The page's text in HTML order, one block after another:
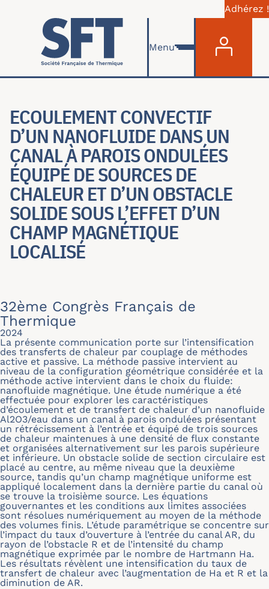
Aller au contenu principal
Adhérez !
Menu
ECOULEMENT CONVECTIF
D’UN NANOFLUIDE DANS UN
CANAL À PAROIS ONDULÉES
ÉQUIPÉ DE SOURCES DE
CHALEUR ET D’UN OBSTACLE
SOLIDE SOUS L’EFFET D’UN
CHAMP MAGNÉTIQUE
LOCALISÉ
32ème Congrès Français de
Thermique
2024
La présente communication porte sur l’intensification
des transferts de chaleur par couplage de méthodes
active et passive. La méthode passive intervient au
niveau de la configuration géométrique considérée et la
méthode active intervient dans le choix du fluide:
nanofluide magnétique. Une étude numérique a été
effectuée pour explorer les caractéristiques
d’écoulement et de transfert de chaleur d’un nanofluide
Al2O3/eau dans un canal à parois ondulées présentant
un rétrécissement à l’entrée et équipé de trois sources
de chaleur maintenues à une densité de flux constante
et organisées alternativement sur les parois supérieure
et inférieure. Un obstacle solide de section circulaire est
placé au centre, au même niveau que la deuxième
source, tandis qu’un champ magnétique uniforme est
appliqué localement dans la dernière partie du canal où
se trouve la troisième source. Les équations
gouvernantes et les conditions aux limites associées
sont résolues numériquement au moyen de la méthode
des volumes finis. L’étude paramétrique se concentre sur
l’impact du taux d’ouverture à l’entrée du canal AR, du
rayon de l’obstacle R et de l’intensité du champ
magnétique exprimée par le nombre de Hartmann Ha.
Les résultats révèlent une intensification du taux de
transfert de chaleur avec l’augmentation de Ha et R et la
diminution de AR.